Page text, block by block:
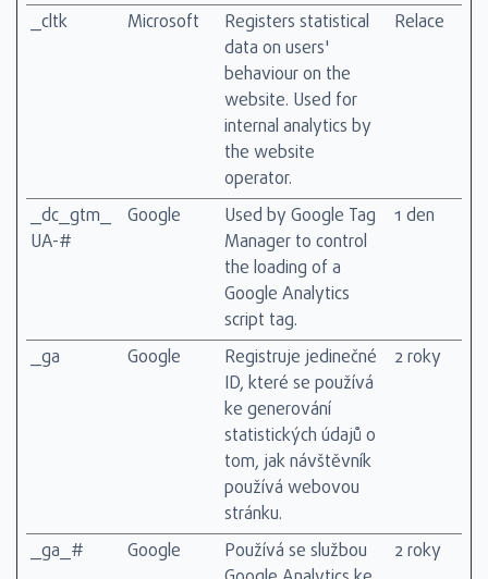
_cltk Microsoft
Registers statistical
data on users'
behaviour on the
website. Used for
internal analytics by
the website
operator.
Relace
_dc_gtm_
UA-#
Google
Used by Google Tag
Manager to control
the loading of a
Google Analytics
script tag.
1 den
_ga Google
Registruje jedinečné
ID, které se používá
ke generování
statistických údajů o
tom, jak návštěvník
používá webovou
stránku.
2 roky
_ga_# Google
Používá se službou
2 roky